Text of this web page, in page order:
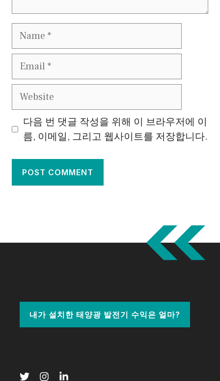
Name
Email
Website
다음 번 댓글 작성을 위해 이 브라우저에 이
름, 이메일, 그리고 웹사이트를 저장합니다.
내가 설치한 태양광 발전기 수익은 얼마?